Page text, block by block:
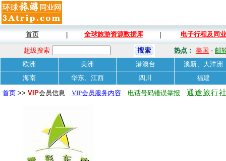
首页 全球旅游资源数据库 电子行程及同
超级搜索 热点： 美国 - 邮
欧洲
美洲 港澳台
澳新、大洋洲
海南
华东、江西 四川
福建
首页 >> VIP会员信息 VIP会员服务内容 电话号码错误举报 通途旅行